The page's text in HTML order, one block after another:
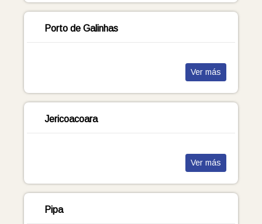
Porto de Galinhas
Ver más
Jericoacoara
Ver más
Pipa